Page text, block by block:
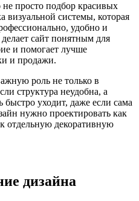
просто подбор красивых
визуальной системы, которая
удобно и
сайт понятным для
и помогает лучше
и продажи.
роль не только в
структура неудобна, а
быстро уходит, даже если сама
нужно проектировать как
отдельную декоративную
дизайна